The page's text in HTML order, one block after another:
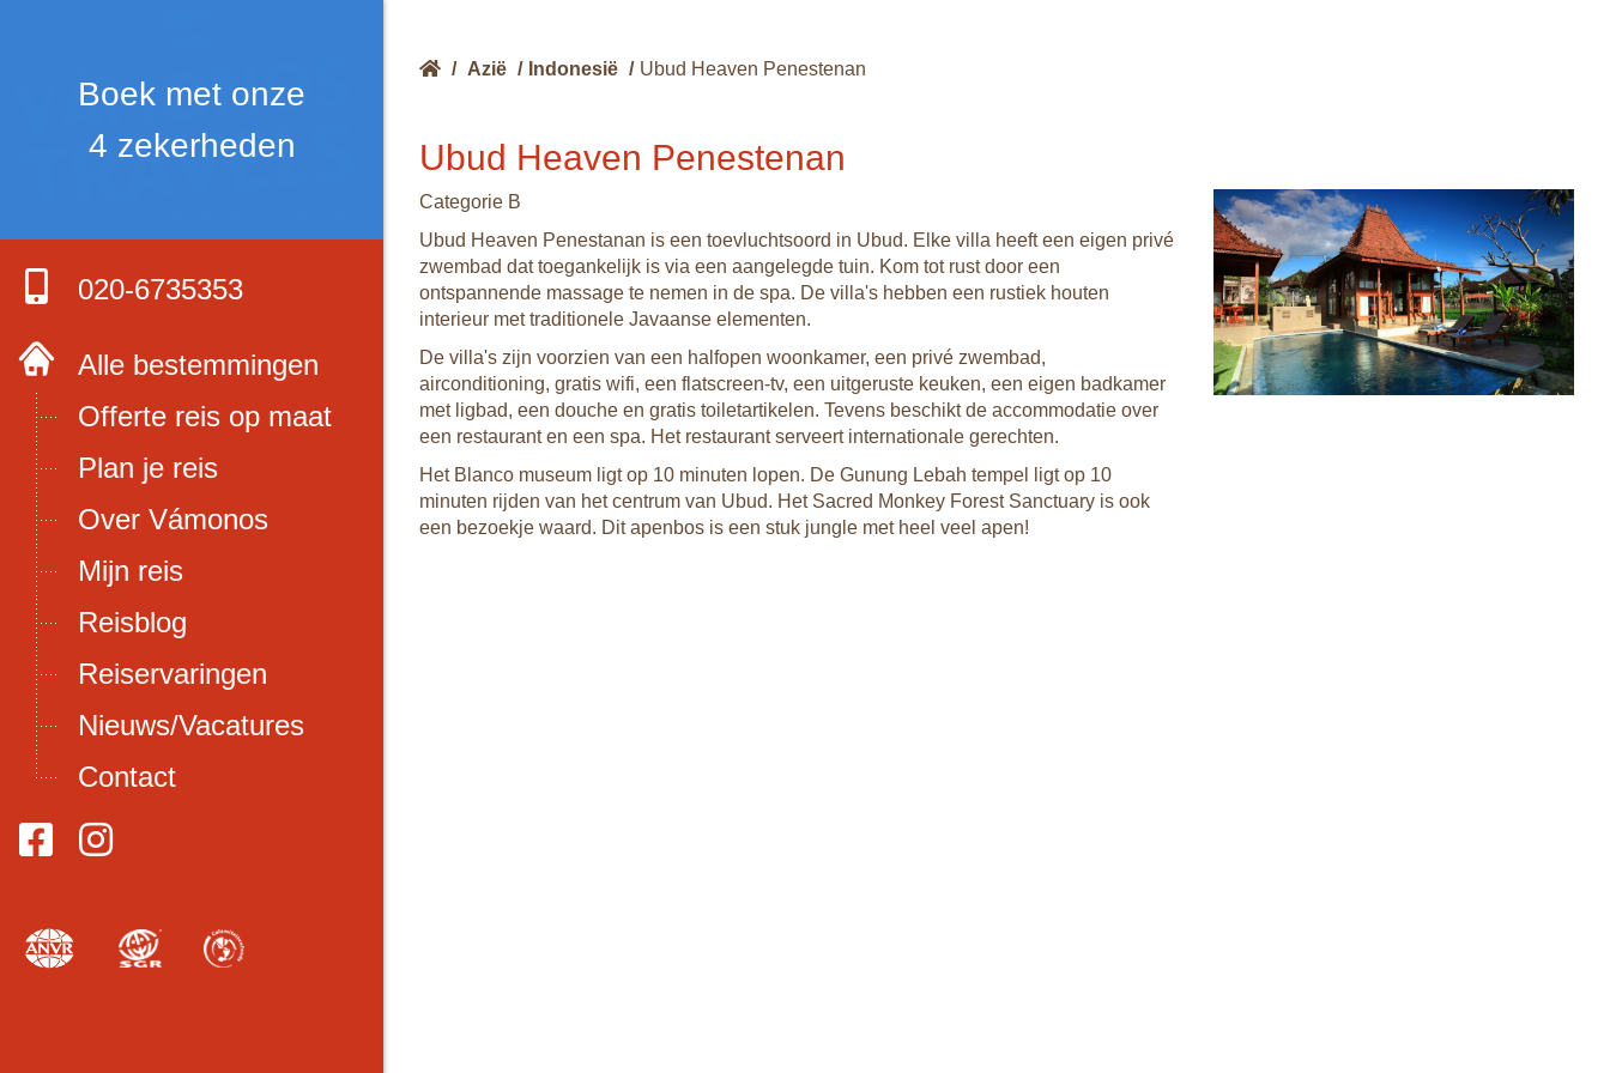
Boek met onze
4 zekerheden
020-6735353
Alle bestemmingen
Offerte reis op maat
Plan je reis
Over Vámonos
Mijn reis
Reisblog
Reiservaringen
Nieuws/Vacatures
Contact
/ Azië / Indonesië / Ubud Heaven Penestenan
Ubud Heaven Penestenan
Categorie B
Ubud Heaven Penestanan is een toevluchtsoord in Ubud. Elke villa heeft een eigen privé
zwembad dat toegankelijk is via een aangelegde tuin. Kom tot rust door een
ontspannende massage te nemen in de spa. De villa's hebben een rustiek houten
interieur met traditionele Javaanse elementen.
De villa's zijn voorzien van een halfopen woonkamer, een privé zwembad,
airconditioning, gratis wifi, een flatscreen-tv, een uitgeruste keuken, een eigen badkamer
met ligbad, een douche en gratis toiletartikelen. Tevens beschikt de accommodatie over
een restaurant en een spa. Het restaurant serveert internationale gerechten.
Het Blanco museum ligt op 10 minuten lopen. De Gunung Lebah tempel ligt op 10
minuten rijden van het centrum van Ubud. Het Sacred Monkey Forest Sanctuary is ook
een bezoekje waard. Dit apenbos is een stuk jungle met heel veel apen!